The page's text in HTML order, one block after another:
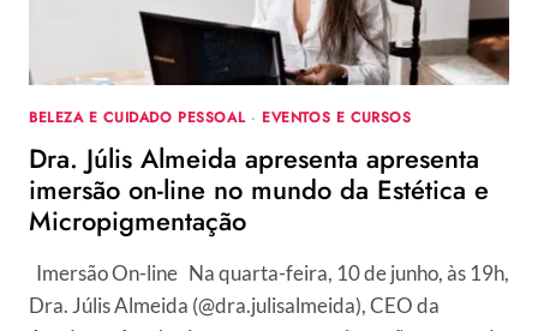
BELEZA E CUIDADO PESSOAL· EVENTOS E CURSOS
Dra. Júlis Almeida apresenta apresenta
imersão on-line no mundo da Estética e
Micropigmentação
Imersão On-line Na quarta-feira, 10 de junho, às 19h,
Dra. Júlis Almeida (@dra.julisalmeida), CEO da